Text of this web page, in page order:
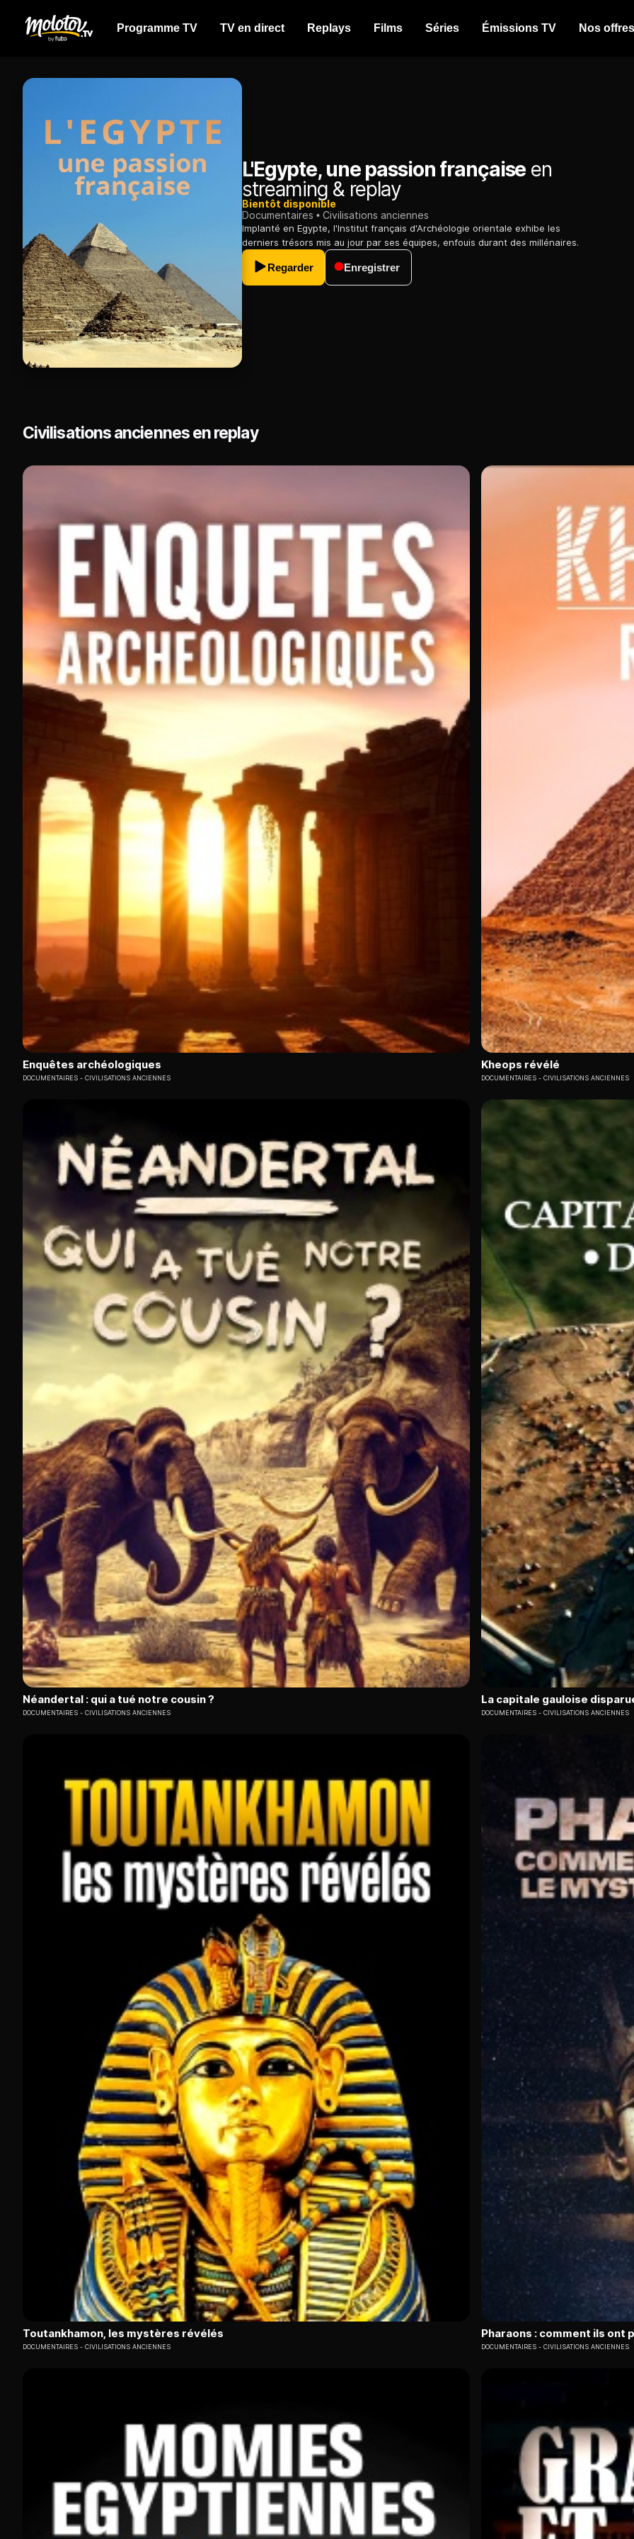
Programme TV TV en direct Replays Films Séries Émissions TV Nos offres
L'Egypte, une passion française en
streaming & replay
Bientôt disponible
Documentaires
Civilisations anciennes
Implanté en Egypte, l'Institut français d'Archéologie orientale exhibe les
derniers trésors mis au jour par ses équipes, enfouis durant des millénaires.
Regarder Enregistrer
Civilisations anciennes en replay
Enquêtes archéologiques
DOCUMENTAIRES CIVILISATIONS ANCIENNES
Kheops révélé
DOCUMENTAIRES CIVILISATIONS ANCIENNES
Néandertal : qui a tué notre cousin ?
DOCUMENTAIRES CIVILISATIONS ANCIENNES
La capitale gauloise
DOCUMENTAIRES CIVILISATIONS ANCIENNES
Toutankhamon, les mystères révélés
DOCUMENTAIRES CIVILISATIONS ANCIENNES
Pharaons : comment ils
DOCUMENTAIRES CIVILISATIONS ANCIENNES